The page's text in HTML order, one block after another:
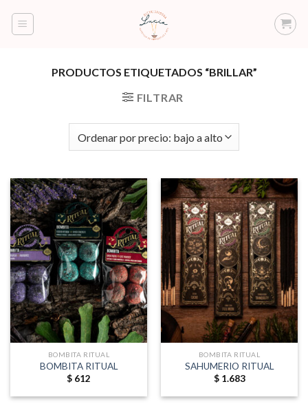
PRODUCTOS ETIQUETADOS “BRILLAR”
FILTRAR
BOMBITA RITUAL
BOMBITA RITUAL
$ 612
BOMBITA RITUAL
SAHUMERIO RITUAL
$1.683